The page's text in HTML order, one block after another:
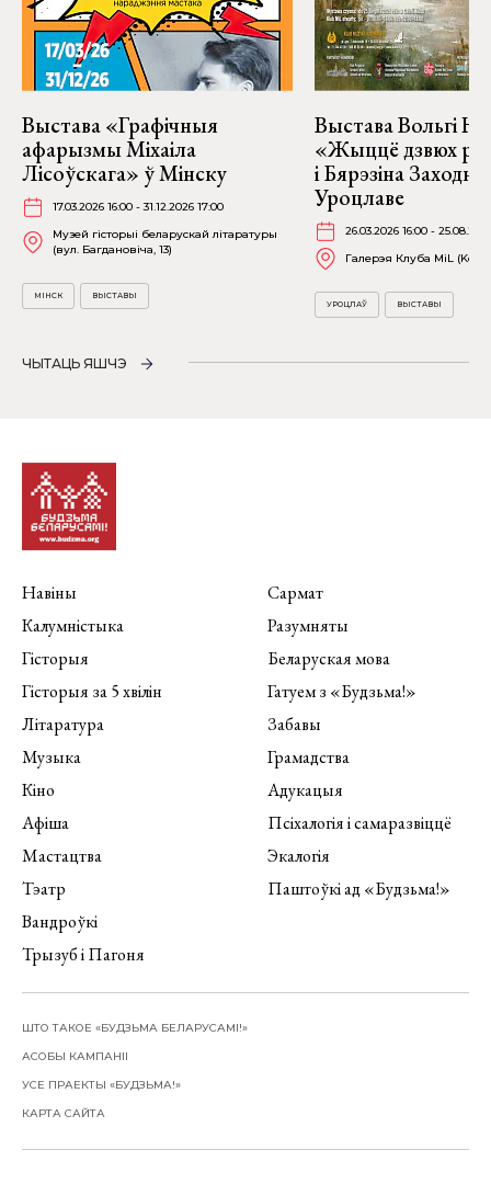
Выстава «Графічныя
афарызмы Міхаіла
Лісоўскага» ў Мінску
17.03.2026 16:00 - 31.12.2026 17:00
Музей гісторыі беларускай літаратуры
(вул. Багдановіча, 13)
МІНСК ВЫСТАВЫ
Выстава Вольгі
«Жыццё дзвюх
і Бярэзіна
Уроцлаве
26.03.2026 16:00 -
Галерэя Клуба MiL
УРОЦЛАЎ ВЫСТАВЫ
ЧЫТАЦЬ ЯШЧЭ
Навіны
Калумністыка
Гісторыя
Гісторыя за 5 хвілін
Літаратура
Музыка
Кіно
Афіша
Мастацтва
Тэатр
Вандроўкі
Трызуб і Пагоня
Сармат
Разумняты
Беларуская мова
Гатуем з «Будзьма!»
Забавы
Грамадства
Адукацыя
Псіхалогія і самаразвіццё
Экалогія
Паштоўкі ад «Будзьма!»
ШТО ТАКОЕ «БУДЗЬМА БЕЛАРУСАМІ!»
АСОБЫ КАМПАНІІ
УСЕ ПРАЕКТЫ «БУДЗЬМА!»
КАРТА САЙТА